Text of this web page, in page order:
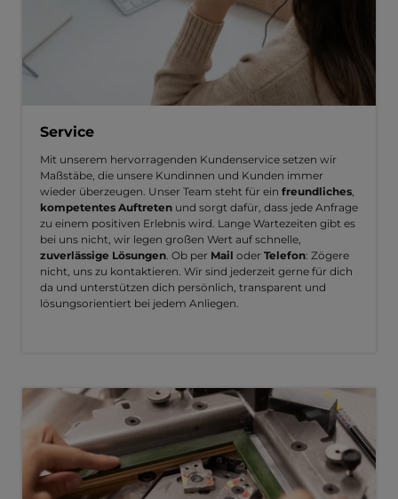
Service
Mit unserem hervorragenden Kundenservice setzen wir
Maßstäbe, die unsere Kundinnen und Kunden immer
wieder überzeugen. Unser Team steht für ein freundliches
kompetentes Auftreten und sorgt dafür, dass jede Anfrage
zu einem positiven Erlebnis wird. Lange Wartezeiten gibt es
bei uns nicht, wir legen großen Wert auf schnelle,
zuverlässige Lösungen . Ob per Mail oder Telefon: Zögere
nicht, uns zu kontaktieren. Wir sind jederzeit gerne für dich
da und unterstützen dich persönlich, transparent und
lösungsorientiert bei jedem Anliegen.